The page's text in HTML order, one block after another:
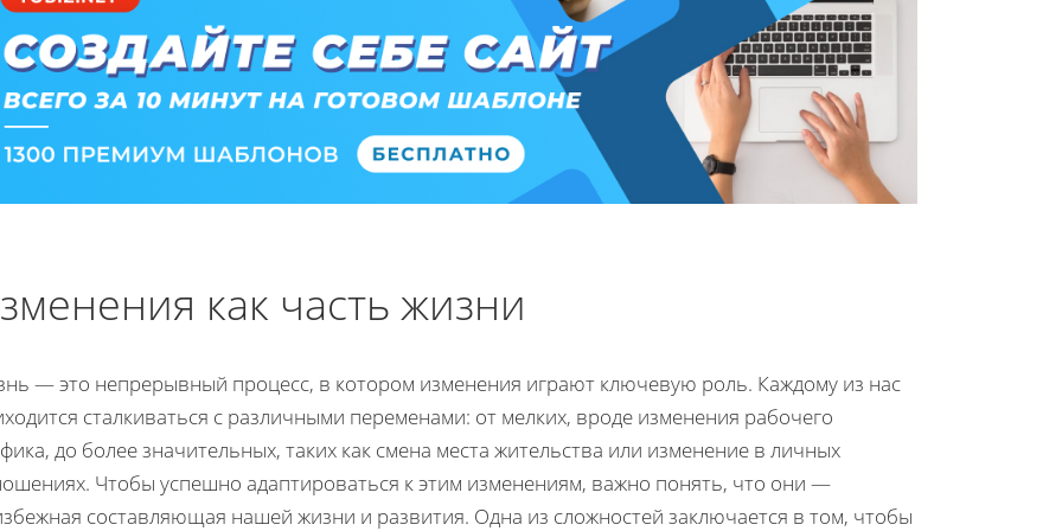
как часть жизни
— это непрерывный процесс, в котором изменения играют ключевую роль. Каждому из нас
сталкиваться с различными переменами: от мелких, вроде изменения рабочего
до более значительных, таких как смена места жительства или изменение в личных
Чтобы успешно адаптироваться к этим изменениям, важно понять, что они —
составляющая нашей жизни и развития. Одна из сложностей заключается в том, чтобы